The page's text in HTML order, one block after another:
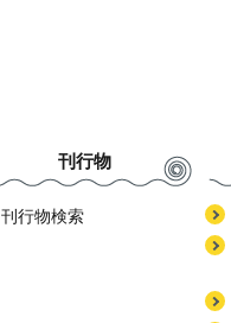
刊行物
刊行物検索